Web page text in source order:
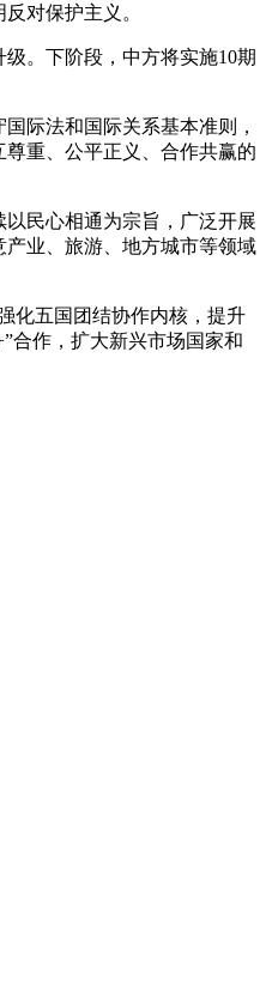
对保护主义。
。下阶段，中方将实施10期
际法和国际关系基本准则，
重、公平正义、合作共赢的
民心相通为宗旨，广泛开展
业、旅游、地方城市等领域
化五国团结协作内核，提升
合作，扩大新兴市场国家和